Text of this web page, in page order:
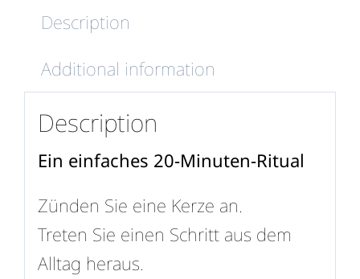
Description
Additional information
Description
Ein einfaches 20-Minuten-Ritual
Zünden Sie eine Kerze an.
Treten Sie einen Schritt aus dem
Alltag heraus.